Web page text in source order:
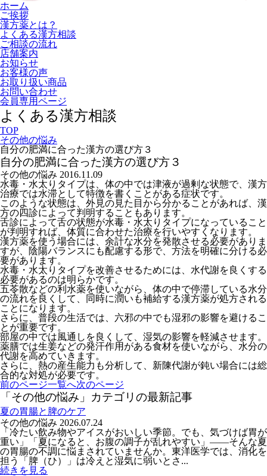
ホーム
ご挨拶
漢方薬とは？
よくある漢方相談
ご相談の流れ
店舗案内
お知らせ
お客様の声
お取り扱い商品
お問い合わせ
会員専用ページ
よくある漢方相談
TOP
その他の悩み
自分の肥満に合った漢方の選び方３
自分の肥満に合った漢方の選び方３
その他の悩み 2016.11.09
水毒・水太りタイプは、体の中では津液が過剰な状態で、漢方
治療では水滞として特徴を書くことがある症状です。
このような状態は、外見の見た目から分かることがあれば、漢
方の四診によって判明することもあります。
舌診によって舌の状態が水毒・水太りタイプになっていること
が判明すれば、体質に合わせた治療を行いやすくなります。
漢方薬を使う場合には、余計な水分を発散させる必要がありま
すが、陰陽バランスにも配慮する形で、方法を明確に分ける必
要があります。
水毒・水太りタイプを改善させるためには、水代謝を良くする
必要があるのは明らかです。
五苓散などの利水薬を使いながら、体の中で停滞している水分
の流れを良くして、同時に潤いも補給する漢方薬が処方される
ことになります。
さらに、普段の生活では、六邪の中でも湿邪の影響を避けるこ
とが重要です。
部屋の中では風通しを良くして、湿気の影響を軽減させます。
薬膳では生姜などの発汗作用がある食材を使いながら、水分の
代謝を高めていきます。
さらに、熱の産生能力も分析して、新陳代謝が鈍い場合には総
合的な対処が必要です。
前のページ一覧へ次のページ
「その他の悩み」カテゴリの最新記事
夏の胃腸と脾のケア
その他の悩み 2026.07.24
「冷たい飲み物やアイスがおいしい季節。でも、気づけば胃が
重い」「夏になると、お腹の調子が乱れやすい」――そんな夏
の胃腸の不調に悩まされていませんか。東洋医学では、消化を
担う「脾（ひ）」は冷えと湿気に弱いとさ...
続きを見る